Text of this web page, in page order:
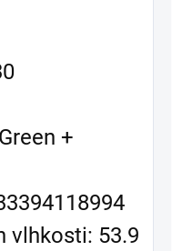
+
vlhkosti: 53.9